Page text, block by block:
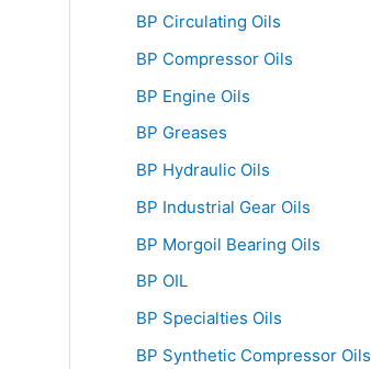
BP Circulating Oils
BP Compressor Oils
BP Engine Oils
BP Greases
BP Hydraulic Oils
BP Industrial Gear Oils
BP Morgoil Bearing Oils
BP OIL
BP Specialties Oils
BP Synthetic Compressor Oils